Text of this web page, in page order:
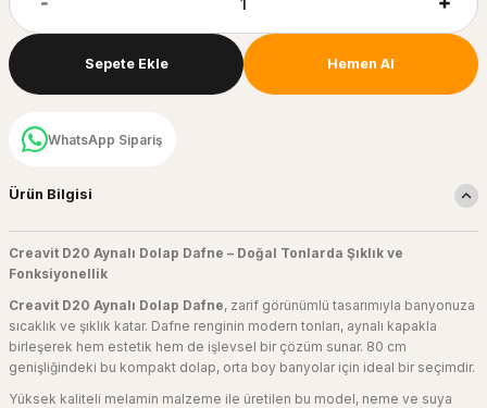
Sepete Ekle Hemen Al
WhatsApp Sipariş
Ürün Bilgisi
Creavit D20 Aynalı Dolap Dafne – Doğal Tonlarda Şıklık ve
Fonksiyonellik
Creavit D20 Aynalı Dolap Dafne, zarif görünümlü tasarımıyla banyonuza
sıcaklık ve şıklık katar. Dafne renginin modern tonları, aynalı kapakla
birleşerek hem estetik hem de işlevsel bir çözüm sunar. 80 cm
genişliğindeki bu kompakt dolap, orta boy banyolar için ideal bir seçimdir.
Yüksek kaliteli melamin malzeme ile üretilen bu model, neme ve suya